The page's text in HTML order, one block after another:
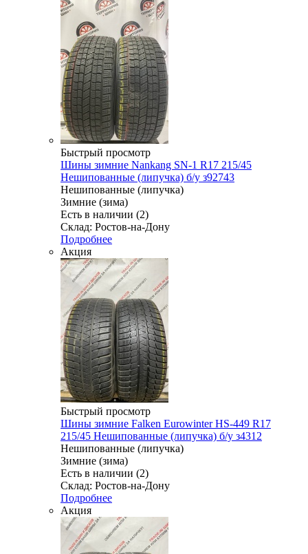
Быстрый просмотр
Шины зимние Nankang SN-1 R17 215/45
Нешипованные (липучка) б/у з92743
Нешипованные (липучка)
Зимние (зима)
Есть в наличии (2)
Склад: Ростов-на-Дону
Подробнее
Акция
Быстрый просмотр
Шины зимние Falken Eurowinter HS-449 R17
215/45 Нешипованные (липучка) б/у з4312
Нешипованные (липучка)
Зимние (зима)
Есть в наличии (2)
Склад: Ростов-на-Дону
Подробнее
Акция